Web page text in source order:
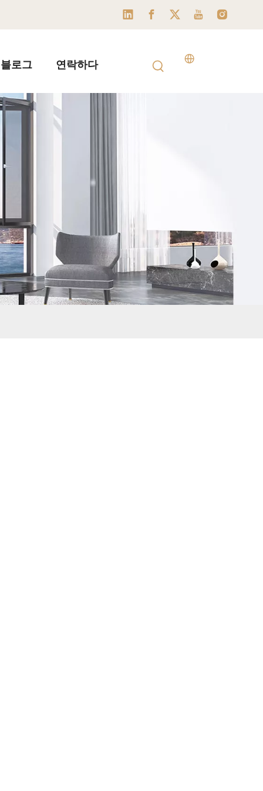
블로그 연락하다